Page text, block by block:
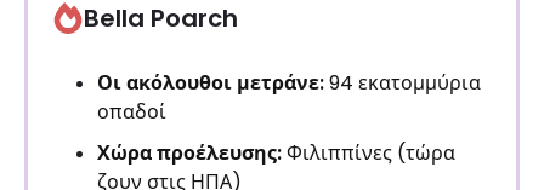
Bella Poarch
Οι ακόλουθοι μετράνε:94 εκατομμύρια
οπαδοί
Χώρα προέλευσης:Φιλιππίνες (τώρα
ζουν στις ΗΠΑ)